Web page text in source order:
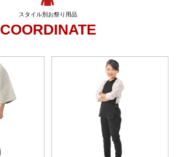
COORDINATE